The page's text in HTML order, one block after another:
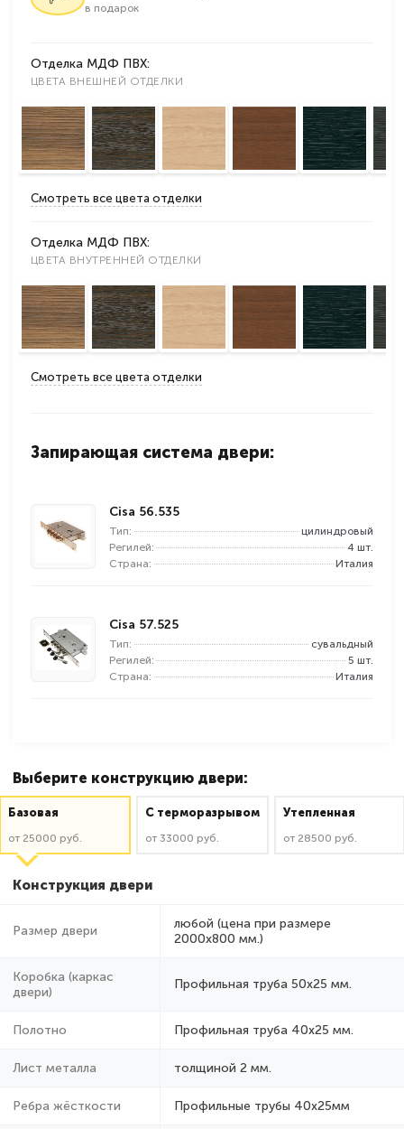
в подарок
Отделка МДФ ПВХ:
ЦВЕТА ВНЕШНЕЙ ОТДЕЛКИ
Смотреть все цвета отделки
Отделка МДФ ПВХ:
ЦВЕТА ВНУТРЕННЕЙ ОТДЕЛКИ
Смотреть все цвета отделки
Запирающая система двери:
Cisa 56.535
Тип:
цилиндровый
Регилей:
4 шт.
Страна:
Италия
Cisa 57.525
Тип:
сувальдный
Регилей:
5 шт.
Страна:
Италия
Выберите конструкцию двери:
Базовая
от 25000 руб.
C терморазрывом
от 33000 руб.
Утепленная
от 28500 руб.
Конструкция двери
Размер двери
любой (цена при размере
2000x800 мм.)
Коробка (каркас
двери)
Профильная труба 50х25 мм.
Полотно Профильная труба 40х25 мм.
Лист металла толщиной 2 мм.
Ребра жёсткости Профильные трубы 40х25мм